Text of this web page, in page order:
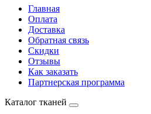
Главная
Оплата
Доставка
Обратная связь
Скидки
Отзывы
Как заказать
Партнерская программа
Каталог тканей